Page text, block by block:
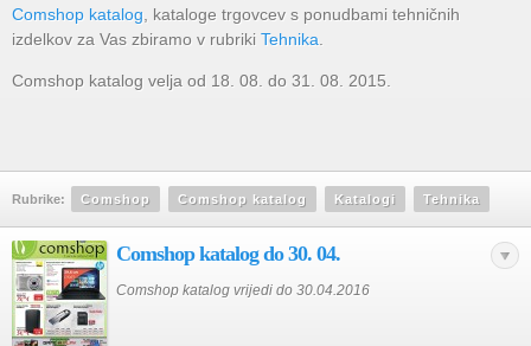
Comshop katalog , kataloge trgovcev s ponudbami tehničnih
izdelkov za Vas zbiramo v rubriki Tehnika
Comshop katalog velja od 18. 08. do 31. 08. 2015.
Rubrike: Comshop Comshop katalog Katalogi Tehnika
Comshop katalog do 30. 04.
Comshop katalog vrijedi do 30.04.2016